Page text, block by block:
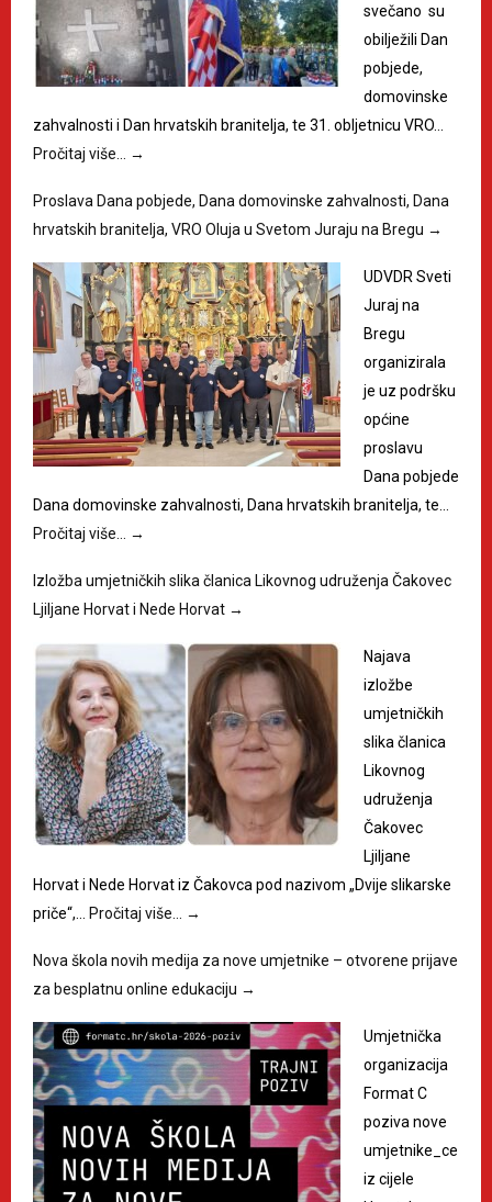
svečano su
obilježili Dan
pobjede,
domovinske
zahvalnosti i Dan hrvatskih branitelja, te 31. obljetnicu VRO…
Pročitaj više…
→
Proslava Dana pobjede, Dana domovinske zahvalnosti, Dana
hrvatskih branitelja, VRO Oluja u Svetom Juraju na Bregu →
UDVDR Sveti
Juraj na
Bregu
organizirala
je uz podršku
općine
proslavu
Dana pobjede
Dana domovinske zahvalnosti, Dana hrvatskih branitelja, te…
Pročitaj više…
→
Izložba umjetničkih slika članica Likovnog udruženja Čakovec
Ljiljane Horvat i Nede Horvat →
Najava
izložbe
umjetničkih
slika članica
Likovnog
udruženja
Čakovec
Ljiljane
Horvat i Nede Horvat iz Čakovca pod nazivom „Dvije slikarske
priče“,…
Pročitaj više… →
Nova škola novih medija za nove umjetnike – otvorene prijave
za besplatnu online edukaciju →
Umjetnička
organizacija
Format C
poziva nove
umjetnike_ce
iz cijele